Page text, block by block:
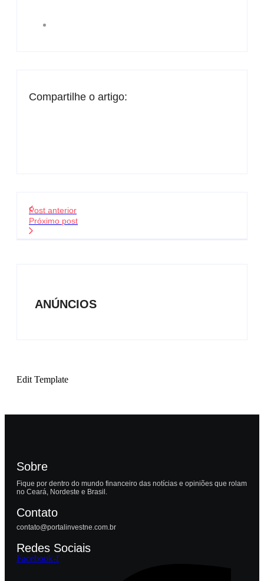
Compartilhe o artigo:
Post anterior
Próximo post
ANÚNCIOS
Edit Template
Sobre
Fique por dentro do mundo financeiro das notícias e opiniões que rolam
no Ceará, Nordeste e Brasil.
Contato
contato@portalinvestne.com.br
Redes Sociais
Facebook-f